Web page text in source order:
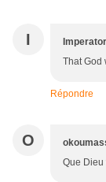
I
That God
Répondre
O
Que Dieu